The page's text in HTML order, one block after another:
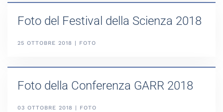
Foto del Festival della Scienza 2018
25 OTTOBRE 2018 | FOTO
Foto della Conferenza GARR 2018
03 OTTOBRE 2018 | FOTO